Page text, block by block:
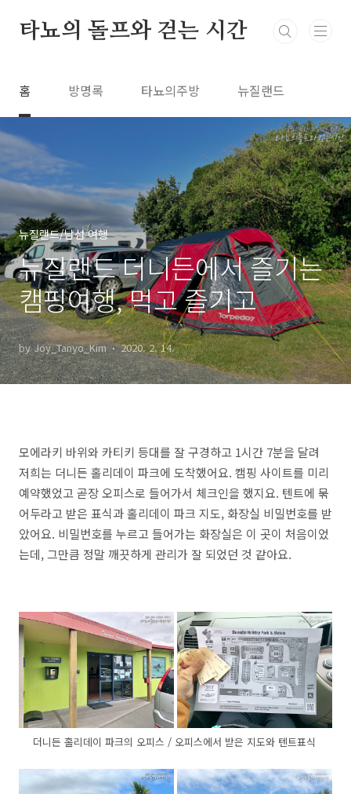
타뇨의 돌프와 걷는 시간
홈 방명록 타뇨의주방 뉴질랜드
뉴질랜드/남섬 여행
뉴질랜드 더니든에서 즐기는
캠핑여행, 먹고 즐기고
by Joy_Tanyo_Kim 2020. 2. 14.
모에라키 바위와 카티키 등대를 잘 구경하고 1시간 7분을 달려
저희는 더니든 홀리데이 파크에 도착했어요. 캠핑 사이트를 미리
예약했었고 곧장 오피스로 들어가서 체크인을 했지요. 텐트에 묶
어두라고 받은 표식과 홀리데이 파크 지도, 화장실 비밀번호를 받
았어요. 비밀번호를 누르고 들어가는 화장실은 이 곳이 처음이었
는데, 그만큼 정말 깨끗하게 관리가 잘 되었던 것 같아요.
더니든 홀리데이 파크의 오피스 / 오피스에서 받은 지도와 텐트표식